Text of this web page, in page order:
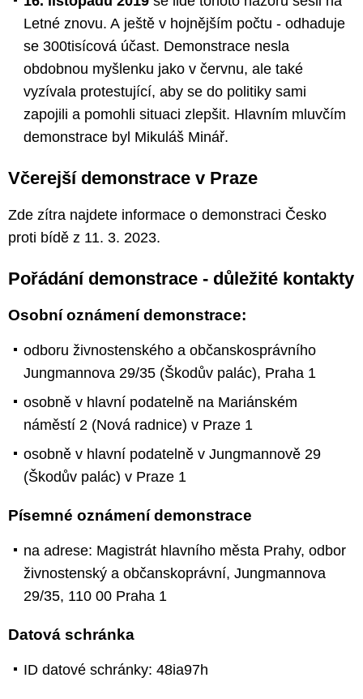
Letné znovu. A ještě v hojnějším počtu - odhaduje
se 300tisícová účast. Demonstrace nesla
obdobnou myšlenku jako v červnu, ale také
vyzívala protestující, aby se do politiky sami
zapojili a pomohli situaci zlepšit. Hlavním mluvčím
demonstrace byl Mikuláš Minář.
Včerejší demonstrace v Praze
Zde zítra najdete informace o demonstraci Česko
proti bídě z 11. 3. 2023.
Pořádání demonstrace - důležité kontakty
Osobní oznámení demonstrace:
odboru živnostenského a občanskosprávního
Jungmannova 29/35 (Škodův palác), Praha 1
osobně v hlavní podatelně na Mariánském
náměstí 2 (Nová radnice) v Praze 1
osobně v hlavní podatelně v Jungmannově 29
(Škodův palác) v Praze 1
Písemné oznámení demonstrace
na adrese: Magistrát hlavního města Prahy, odbor
živnostenský a občanskoprávní, Jungmannova
29/35, 110 00 Praha 1
Datová schránka
ID datové schránky: 48ia97h